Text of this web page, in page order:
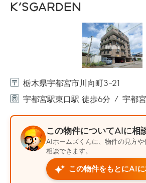
K'SGARDEN
栃木県宇都宮市川向町3-21
宇都宮駅東口駅 徒歩6分
宇都
この物件についてAIに相
AIホームズくんに、物件の見方
相談できます。
この物件をもとにAI